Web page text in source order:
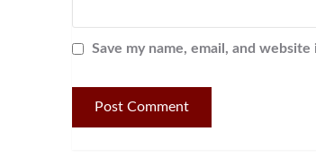
Save my name, email, and